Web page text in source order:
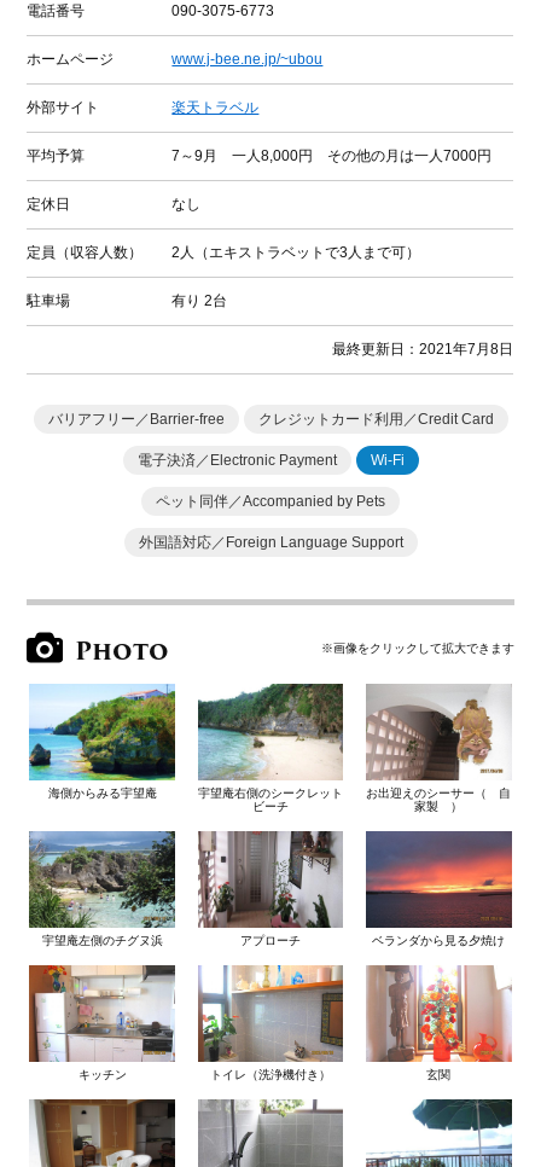
電話番号 090-3075-6773
ホームページ www.j-bee.ne.jp/~ubou
外部サイト 楽天トラベル
平均予算 7～9月 一人8,000円 その他の月は一人7000円
定休日 なし
定員（収容人数） 2人（エキストラベットで3人まで可）
駐車場 有り2台
最終更新日：2021年7月8日
バリアフリー／Barrier-free クレジットカード利用／Credit Card
電子決済／Electronic Payment Wi-Fi
ペット同伴／Accompanied by Pets
外国語対応／Foreign Language Support
Photo ※画像をクリックして拡大できます
海側からみる宇望庵
宇望庵右側のシークレット
ビーチ
お出迎えのシーサー（ 自
家製 ）
宇望庵左側のチグヌ浜 アプローチ ベランダから見る夕焼け
キッチン トイレ（洗浄機付き） 玄関